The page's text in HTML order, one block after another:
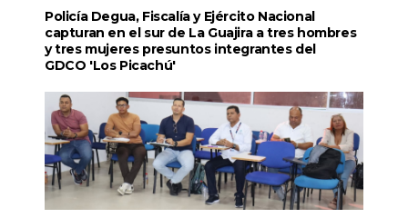
Policía Degua, Fiscalía y Ejército Nacional
capturan en el sur de La Guajira a tres hombres
y tres mujeres presuntos integrantes del
GDCO 'Los Picachú'